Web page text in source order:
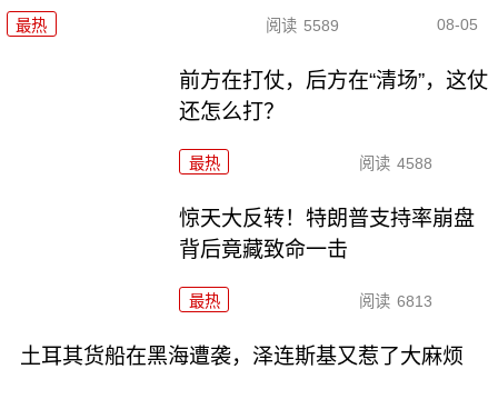
最热 阅读 5589 08-05
前方在打仗，后方在“清场”，这仗
还怎么打？
最热 阅读 4588
惊天大反转！特朗普支持率崩盘
背后竟藏致命一击
最热 阅读 6813
土耳其货船在黑海遭袭，泽连斯基又惹了大麻烦